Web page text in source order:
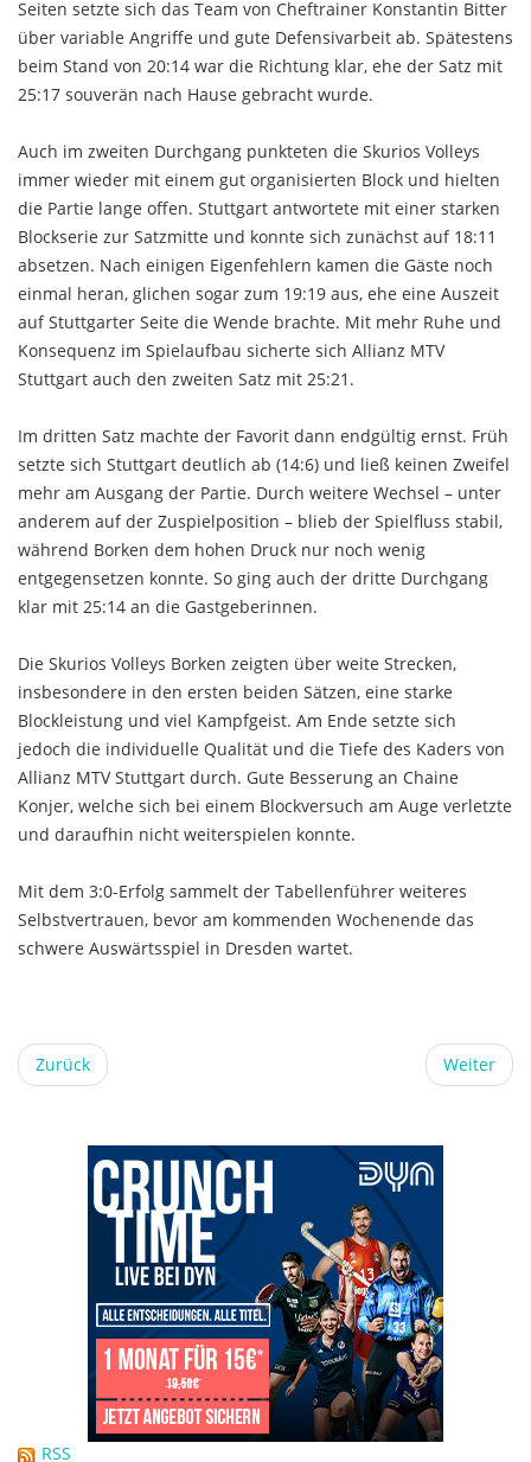
Seiten setzte sich das Team von Cheftrainer Konstantin Bitter
über variable Angriffe und gute Defensivarbeit ab. Spätestens
beim Stand von 20:14 war die Richtung klar, ehe der Satz mit
25:17 souverän nach Hause gebracht wurde.
Auch im zweiten Durchgang punkteten die Skurios Volleys
immer wieder mit einem gut organisierten Block und hielten
die Partie lange offen. Stuttgart antwortete mit einer starken
Blockserie zur Satzmitte und konnte sich zunächst auf 18:11
absetzen. Nach einigen Eigenfehlern kamen die Gäste noch
einmal heran, glichen sogar zum 19:19 aus, ehe eine Auszeit
auf Stuttgarter Seite die Wende brachte. Mit mehr Ruhe und
Konsequenz im Spielaufbau sicherte sich Allianz MTV
Stuttgart auch den zweiten Satz mit 25:21.
Im dritten Satz machte der Favorit dann endgültig ernst. Früh
setzte sich Stuttgart deutlich ab (14:6) und ließ keinen Zweifel
mehr am Ausgang der Partie. Durch weitere Wechsel – unter
anderem auf der Zuspielposition – blieb der Spielfluss stabil,
während Borken dem hohen Druck nur noch wenig
entgegensetzen konnte. So ging auch der dritte Durchgang
klar mit 25:14 an die Gastgeberinnen.
Die Skurios Volleys Borken zeigten über weite Strecken,
insbesondere in den ersten beiden Sätzen, eine starke
Blockleistung und viel Kampfgeist. Am Ende setzte sich
jedoch die individuelle Qualität und die Tiefe des Kaders von
Allianz MTV Stuttgart durch. Gute Besserung an Chaine
Konjer, welche sich bei einem Blockversuch am Auge verletzte
und daraufhin nicht weiterspielen konnte.
Mit dem 3:0-Erfolg sammelt der Tabellenführer weiteres
Selbstvertrauen, bevor am kommenden Wochenende das
schwere Auswärtsspiel in Dresden wartet.
Zurück Weiter
RSS